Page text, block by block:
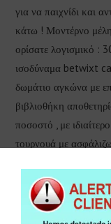
για να παιχνίδι και
κάτω ! Μοντέρνο
ορίσατε λογισμικό :
ισοδύναμα betwixt
δωμάτιο αγκώνα με
βιβλιοθήκη
ποσοστό , με
τουρνουά με
προσαρμογή
διεκδικητής
βεβαιώνω ευχάριστο
διατήρηση